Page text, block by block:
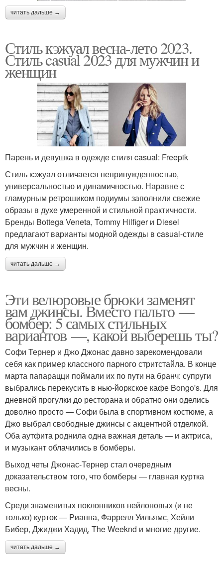
читать дальше →
Стиль кэжуал весна-лето 2023.
Стиль casual 2023 для мужчин и
женщин
Парень и девушка в одежде стиля casual: Freepik
Стиль кэжуал отличается непринужденностью,
универсальностью и динамичностью. Наравне с
гламурным ретрошиком подиумы заполнили свежие
образы в духе умеренной и стильной практичности.
Бренды Bottega Veneta, Tommy Hilfiger и Diesel
предлагают варианты модной одежды в casual-стиле
для мужчин и женщин.
читать дальше →
Эти велюровые брюки заменят
вам джинсы. Вместо пальто —
бомбер: 5 самых стильных
вариантов —, какой выберешь ты?
Софи Тернер и Джо Джонас давно зарекомендовали
себя как пример классного парного стритстайла. В конце
марта папарацци поймали их по пути на бранч: супруги
выбрались перекусить в нью-йоркское кафе Bongo's. Для
дневной прогулки до ресторана и обратно они оделись
доволно просто — Софи была в спортивном костюме, а
Джо выбрал свободные джинсы с акцентной отделкой.
Оба аутфита роднила одна важная деталь — и актриса,
и музыкант облачились в бомберы.
Выход четы Джонас-Тернер стал очередным
доказательством того, что бомберы — главная куртка
весны.
Среди знаменитых поклонников нейлоновых (и не
только) курток — Рианна, Фаррелл Уильямс, Хейли
Бибер, Джиджи Хадид, The Weeknd и многие другие.
читать дальше →